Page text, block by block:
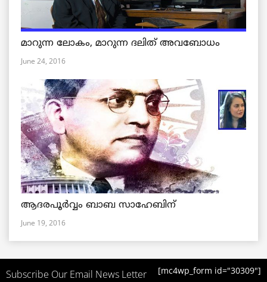
മാറുന്ന ലോകം, മാറുന്ന ദലിത് അവബോധം
June 24, 2016
ആദരപൂര്‍വ്വം ബാബ സാഹേബിന്
June 19, 2016
Subscribe Our Email News Letter [mc4wp_form id="30309"]